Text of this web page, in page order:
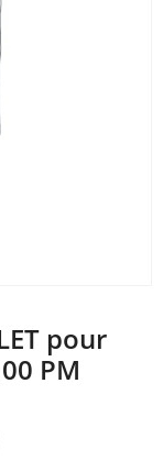
pour
PM